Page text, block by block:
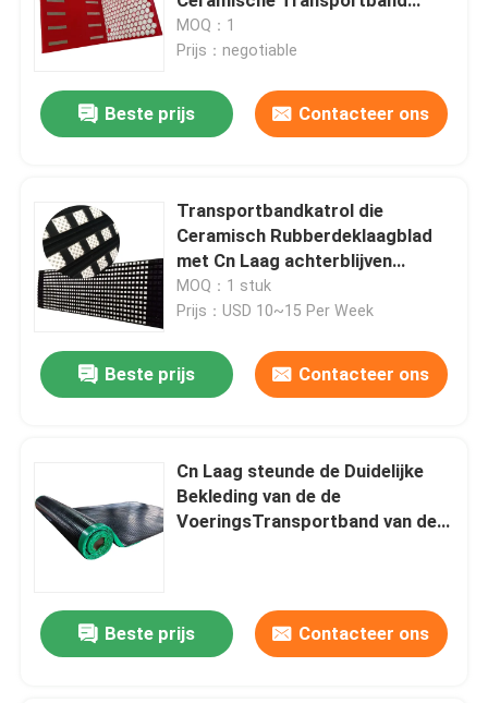
Slijtvaste Voering
MOQ：1
Prijs：negotiable
Beste prijs Contacteer ons
Transportbandkatrol die
Ceramisch Rubberdeklaagblad
met Cn Laag achterblijven
Plakkend
MOQ：1 stuk
Prijs：USD 10~15 Per Week
Beste prijs Contacteer ons
Cn Laag steunde de Duidelijke
Bekleding van de de
VoeringsTransportband van de
Beste prijs Contacteer ons